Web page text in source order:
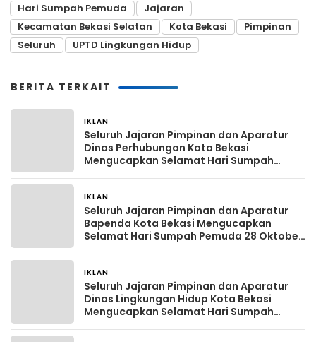
Hari Sumpah Pemuda
Jajaran
Kecamatan Bekasi Selatan
Kota Bekasi
Pimpinan
Seluruh
UPTD Lingkungan Hidup
BERITA TERKAIT
IKLAN
Seluruh Jajaran Pimpinan dan Aparatur
Dinas Perhubungan Kota Bekasi
Mengucapkan Selamat Hari Sumpah
IKLAN
Seluruh Jajaran Pimpinan dan Aparatur
Bapenda Kota Bekasi Mengucapkan
Selamat Hari Sumpah Pemuda 28 Oktober
IKLAN
Seluruh Jajaran Pimpinan dan Aparatur
Dinas Lingkungan Hidup Kota Bekasi
Mengucapkan Selamat Hari Sumpah